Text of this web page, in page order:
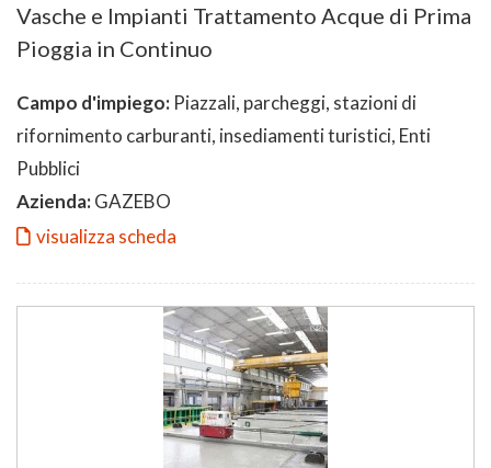
Vasche e Impianti Trattamento Acque di Prima
Pioggia in Continuo
Campo d'impiego: Piazzali, parcheggi, stazioni di
rifornimento carburanti, insediamenti turistici, Enti
Pubblici
Azienda:GAZEBO
visualizza scheda